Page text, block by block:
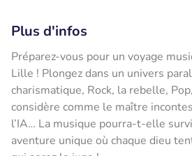
Plus d'infos
Préparez-vous pour un voyage
Lille ! Plongez dans un univers
charismatique, Rock, la rebelle,
considère comme le maître
l’IA… La musique pourra-t-elle
aventure unique où chaque dieu